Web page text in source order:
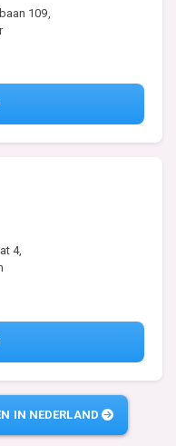
109,
4,
IN NEDERLAND